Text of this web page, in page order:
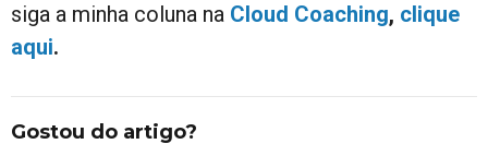
siga a minha coluna na Cloud Coaching, clique
aqui.
Gostou do artigo?